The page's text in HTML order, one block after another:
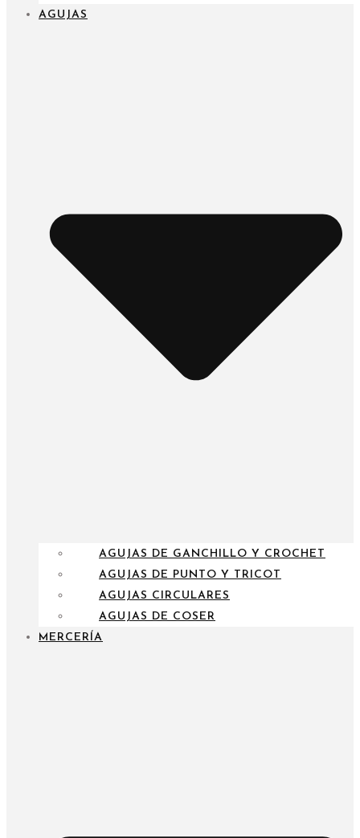
AGUJAS
AGUJAS DE GANCHILLO Y CROCHET
AGUJAS DE PUNTO Y TRICOT
AGUJAS CIRCULARES
AGUJAS DE COSER
MERCERÍA